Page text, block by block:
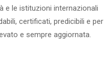
e le istituzioni internazionali
certificati, predicibili e per
e sempre aggiornata.